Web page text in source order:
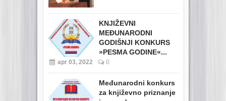
KNJIŽEVNI
MEĐUNARODNI
GODIŠNJI KONKURS
»PESMA GODINE«...
apr 03, 2022 0
Međunarodni konkurs
za književno priznanje